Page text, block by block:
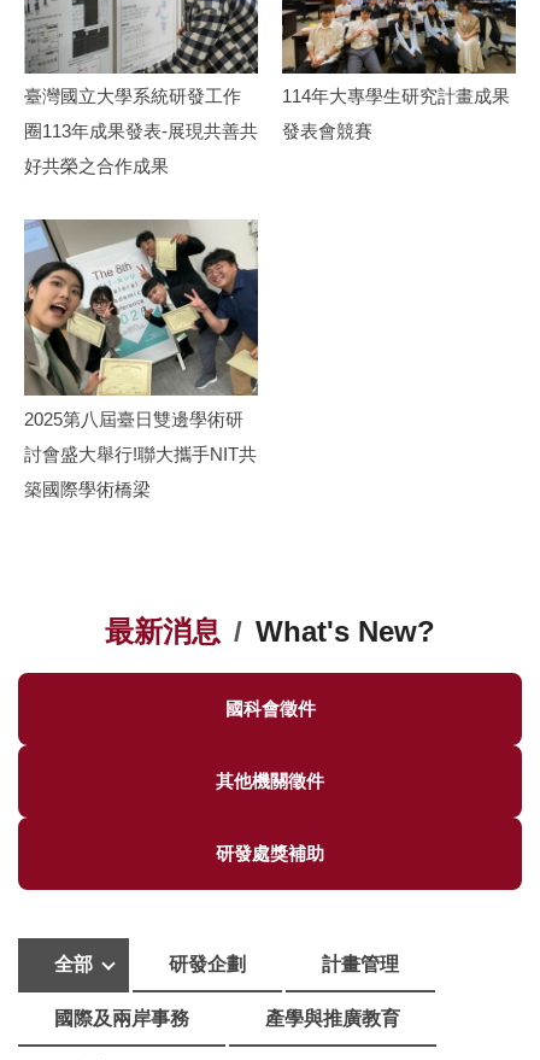
臺灣國立大學系統研發工作
圈113年成果發表-展現共善共
好共榮之合作成果
114年大專學生研究計畫成果
發表會競賽
2025第八屆臺日雙邊學術研
討會盛大舉行!聯大攜手NIT共
築國際學術橋梁
最新消息 / What's New?
國科會徵件
其他機關徵件
研發處獎補助
全部 研發企劃 計畫管理
國際及兩岸事務 產學與推廣教育